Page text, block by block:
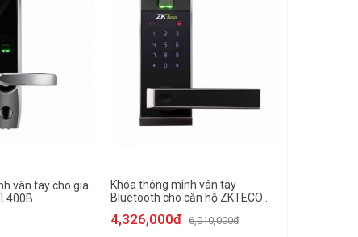
vân tay cho gia
Khóa thông minh vân tay
Bluetooth cho căn hộ ZKTECO
4,326,000đ 6,010,000đ